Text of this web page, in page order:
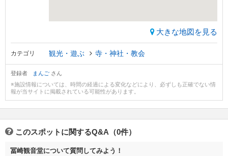
大きな地図を見る
カテゴリ 観光・遊ぶ 寺・神社・教会
登録者 まんご さん
※施設情報については、時間の経過による変化などにより、必ずしも正確でない情
報が当サイトに掲載されている可能性があります。
このスポットに関するQ&A（0件）
冨崎観音堂について質問してみよう！